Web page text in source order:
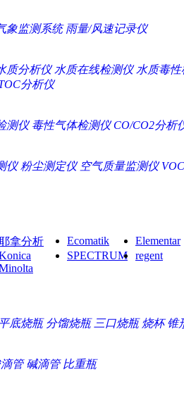
象监测系统 雨量/风速记录仪
质分析仪 水质在线检测仪 水质毒
分析仪
测仪 毒性气体检测仪 CO/CO2分析
仪 粉尘测定仪 空气质量监测仪
拿分析 Ecomatik
Elementar
SPECTRUM regent
底烧瓶 分馏烧瓶 三口烧瓶 烧杯 锥
管 碱滴管 比重瓶